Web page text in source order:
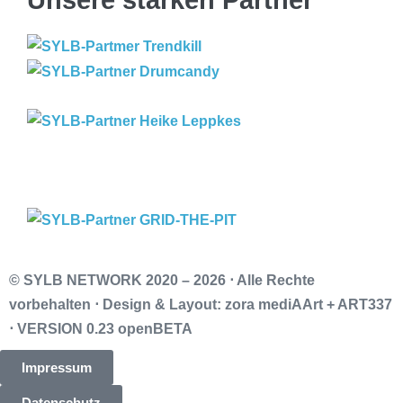
© SYLB NETWORK 2020 – 2026 ⋅ Alle Rechte
vorbehalten ⋅ Design & Layout: zora mediAArt + ART337
⋅ VERSION 0.23 openBETA
Impressum